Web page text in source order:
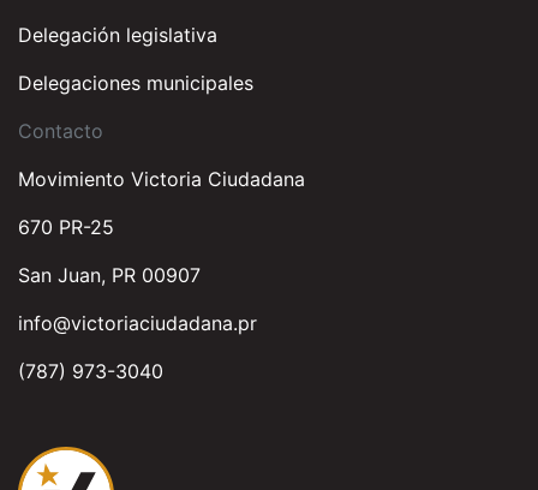
Delegación legislativa
Delegaciones municipales
Contacto
Movimiento Victoria Ciudadana
670 PR-25
San Juan, PR 00907
info@victoriaciudadana.pr
(787) 973-3040